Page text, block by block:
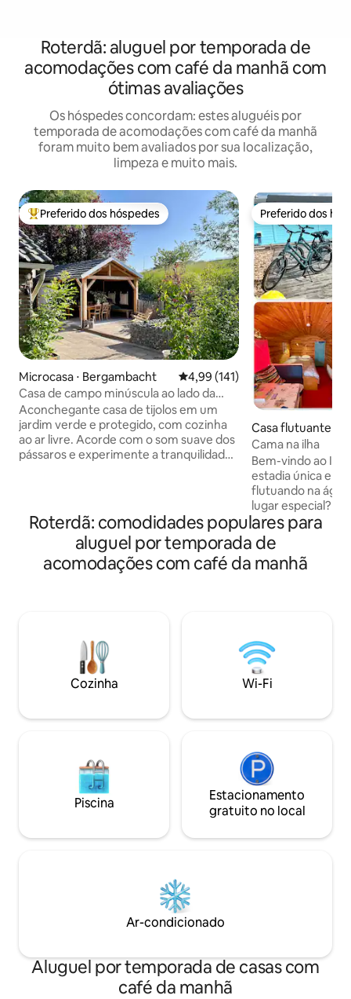
Roterdã: aluguel por temporada de
acomodações com café da manhã com
ótimas avaliações
Os hóspedes concordam: estes aluguéis por
temporada de acomodações com café da manhã
foram muito bem avaliados por sua localização,
limpeza e muito mais.
Entre os melhores preferidos dos hóspedes
Preferido dos hóspedes
Microcasa ⋅ Bergambacht 4,99 de uma avaliação média de
4,99 (141)
Casa de campo minúscula ao lado da
reserva natural
Aconchegante casa de tijolos em um
jardim verde e protegido, com cozinha
ao ar livre. Acorde com o som suave dos
pássaros e experimente a tranquilidade
de viagem. Explore os prados, moinhos e
vilarejos holandeses com nossas
bicicletas emprestadas. Graças à
localização central, você pode viajar
facilmente para cidades como Gouda,
Preferido dos
Preferido dos
Casa flutuante ⋅
Cama na ilha
Bem-vindo ao
estadia única em
flutuando na água. O que torna
lugar especial? 🛏️ Adequado para 1 a 3
hóspedes Banheiro 🚿 privativo com
chuveiro e sanitário 🍳 Cozinha
tudo o que você
manhã simples 🌅 Diretamente na água
natureza,
🚗 A 10 min de
Roterdã: comodidades populares para
aluguel por temporada de
acomodações com café da manhã
Cozinha Wi-Fi
Piscina
Estacionamento
gratuito no local
Ar-condicionado
Aluguel por temporada de casas com
café da manhã